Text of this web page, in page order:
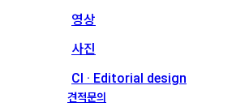
영상
사진
CI · Editorial design
견적문의